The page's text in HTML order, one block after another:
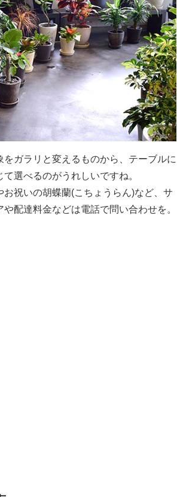
ガラリと変えるものから、テーブルに
選べるのがうれしいですね。
祝いの胡蝶蘭(こちょうらん)など、サ
配達料金などは電話で問い合わせを。